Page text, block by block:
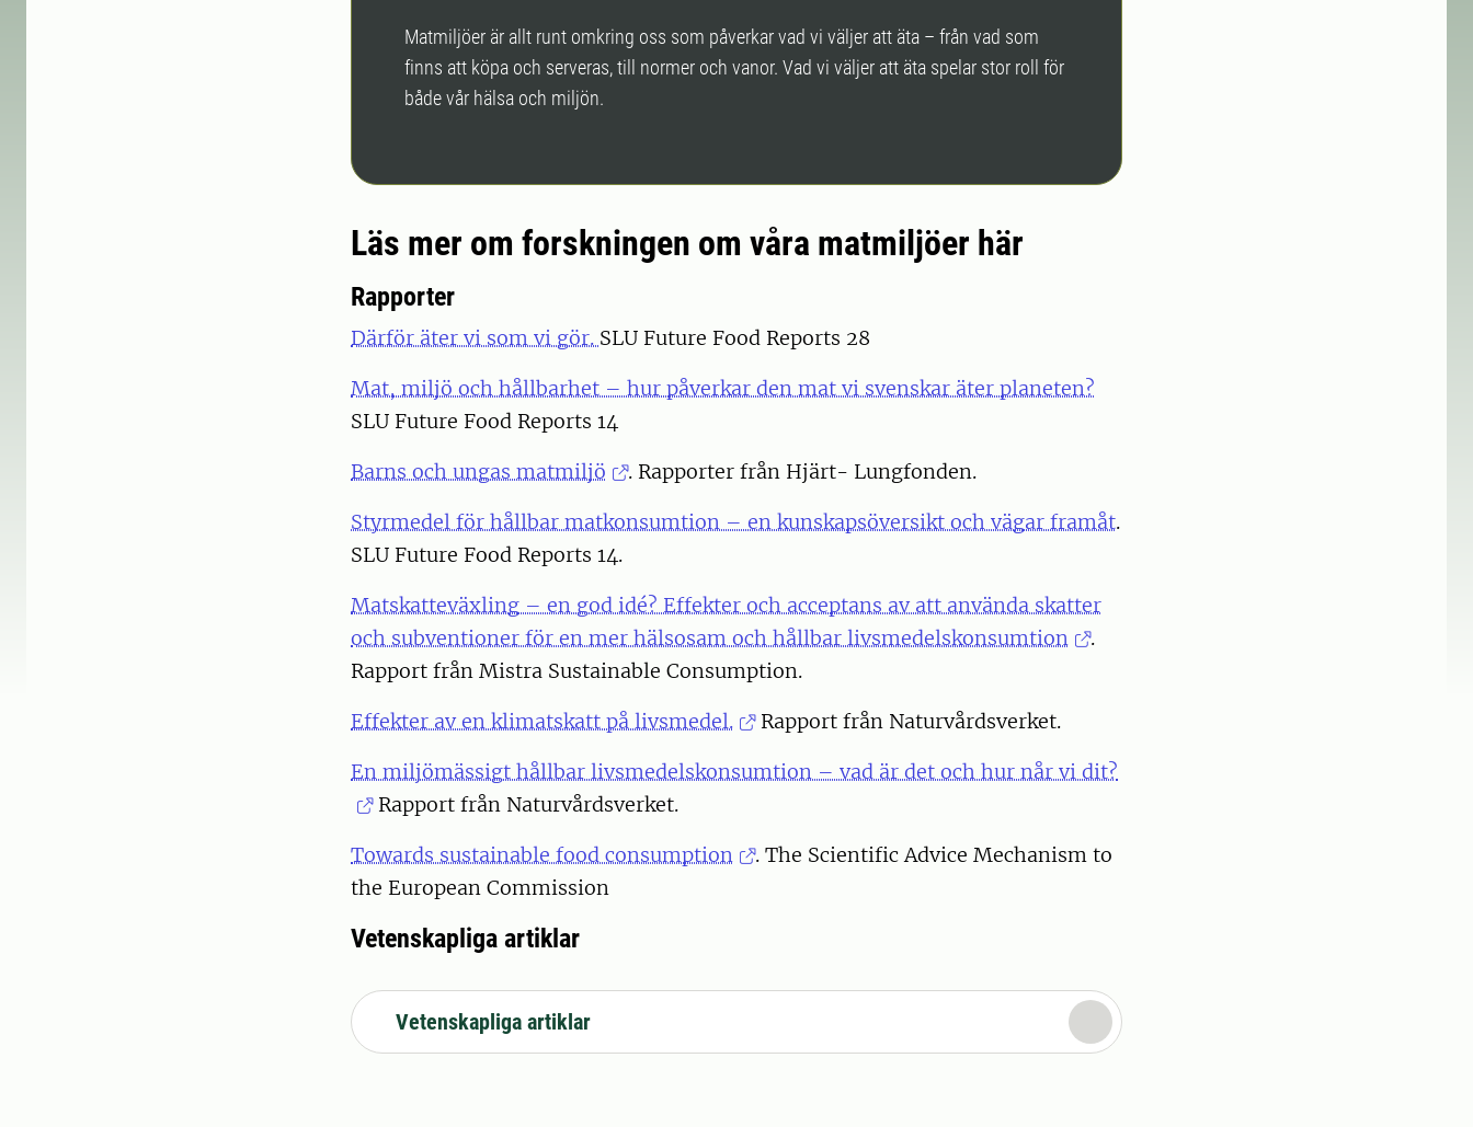
Matmiljöer är allt runt omkring oss som påverkar vad vi väljer att äta – från vad som
finns att köpa och serveras, till normer och vanor. Vad vi väljer att äta spelar stor roll för
både vår hälsa och miljön.
Läs mer om forskningen om våra matmiljöer här
Rapporter
Därför äter vi som vi gör. SLU Future Food Reports 28
Mat, miljö och hållbarhet – hur påverkar den mat vi svenskar äter planeten?
SLU Future Food Reports 14
Barns och ungas matmiljö
. Rapporter från Hjärt- Lungfonden.
Styrmedel för hållbar matkonsumtion – en kunskapsöversikt och vägar framåt.
SLU Future Food Reports 14.
Matskatteväxling – en god idé? Effekter och acceptans av att använda skatter
och subventioner för en mer hälsosam och hållbar livsmedelskonsumtion
.
Rapport från Mistra Sustainable Consumption.
Effekter av en klimatskatt på livsmedel.
Rapport från Naturvårdsverket.
En miljömässigt hållbar livsmedels­konsumtion – vad är det och hur når vi dit?
Rapport från Naturvårdsverket.
Towards sustainable food consumption
. The Scientific Advice Mechanism to
the European Commission
Vetenskapliga artiklar
Vetenskapliga artiklar